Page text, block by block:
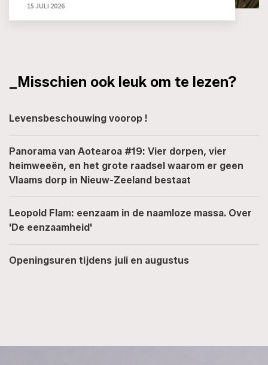
15 JULI 2026
_Misschien ook leuk om te lezen?
Levensbeschouwing voorop !
Panorama van Aotearoa #19: Vier dorpen, vier
heimweeën, en het grote raadsel waarom er geen
Vlaams dorp in Nieuw-Zeeland bestaat
Leopold Flam: eenzaam in de naamloze massa. Over
'De eenzaamheid'
Openingsuren tijdens juli en augustus